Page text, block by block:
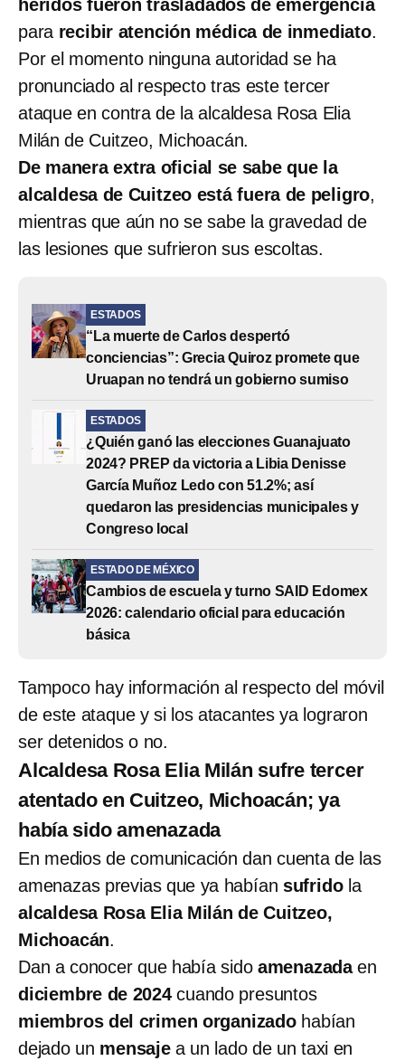
heridos fueron trasladados de emergencia
para recibir atención médica de inmediato.
Por el momento ninguna autoridad se ha
pronunciado al respecto tras este tercer
ataque en contra de la alcaldesa Rosa Elia
Milán de Cuitzeo, Michoacán.
De manera extra oficial se sabe que la
alcaldesa de Cuitzeo está fuera de peligro,
mientras que aún no se sabe la gravedad de
las lesiones que sufrieron sus escoltas.
ESTADOS
“La muerte de Carlos despertó
conciencias”: Grecia Quiroz promete que
Uruapan no tendrá un gobierno sumiso
ESTADOS
¿Quién ganó las elecciones Guanajuato
2024? PREP da victoria a Libia Denisse
García Muñoz Ledo con 51.2%; así
quedaron las presidencias municipales y
Congreso local
ESTADO DE MÉXICO
Cambios de escuela y turno SAID Edomex
2026: calendario oficial para educación
básica
Tampoco hay información al respecto del móvil
de este ataque y si los atacantes ya lograron
ser detenidos o no.
Alcaldesa Rosa Elia Milán sufre tercer
atentado en Cuitzeo, Michoacán; ya
había sido amenazada
En medios de comunicación dan cuenta de las
amenazas previas que ya habían sufrido la
alcaldesa Rosa Elia Milán de Cuitzeo,
Michoacán.
Dan a conocer que había sido amenazadaen
diciembre de 2024cuando presuntos
miembros del crimen organizadohabían
dejado un mensajea un lado de un taxi en